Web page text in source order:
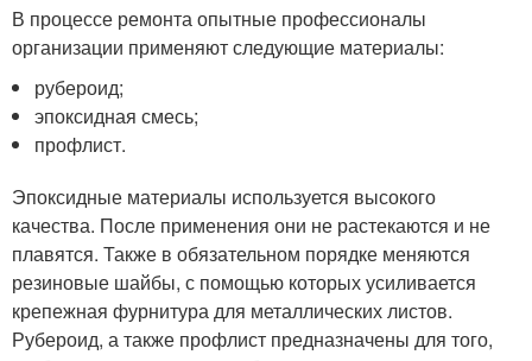
В процессе ремонта опытные профессионалы
организации применяют следующие материалы:
рубероид;
эпоксидная смесь;
профлист.
Эпоксидные материалы используется высокого
качества. После применения они не растекаются и не
плавятся. Также в обязательном порядке меняются
резиновые шайбы, с помощью которых усиливается
крепежная фурнитура для металлических листов.
Рубероид, а также профлист предназначены для того,